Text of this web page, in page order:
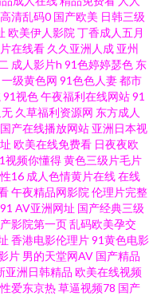
91麻豆网址视频 免费女优
产av 91精品大香蕉 老湿机九
播福利视频 欧美一二区啪啪
航 精品亚洲无码一区二区 伊
人 精品久久中文慕人妻 亚洲
主播共享福利 欧美三区精品
级网络黄色片 国产精品久久
高清乱码0 国产欧美 日韩三级
欧美伊人影院 丁香成人五月
在线看 久久亚洲人成 亚州
成人影片h 91色婷婷瑟色 东
一级黄色网 91色色人妻都市
91视色午夜福利在线网站91
久草福利资源网 东方成人
国产在线播放网站 亚洲日本视
欧美在线免费看 日夜夜欧
视频你懂得黄色三级片毛片
16 成人色情黄片在线在线
午夜精品网影院 伦理片完整
AV亚洲网址 国产经典三级
影院第一页乱码欧美孕交
香港电影伦理片91黄色电影
片 男的天堂网AV 国产精品
亚洲日韩精品 欧美在线视频
性爱东京热草逼视频78 国产